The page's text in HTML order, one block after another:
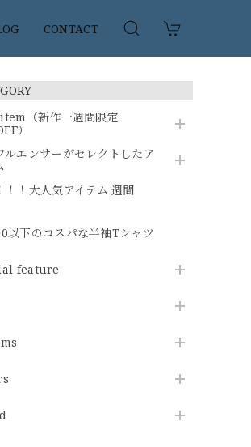
CONTACT
（新作一週間限定
）
ルエンサーがセレクトしたア
！！大人気アイテム 週間
以下のコスパな半袖Tシャツ
feature